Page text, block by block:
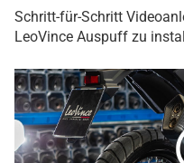
Schritt-für-Schritt
LeoVince Auspuff zu